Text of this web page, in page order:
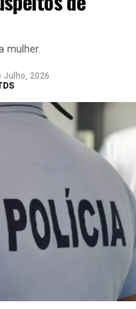
mulher.
Julho, 2026